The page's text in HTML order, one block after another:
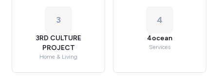
3
3RD CULTURE
PROJECT
Home & Living
4
4ocean
Services